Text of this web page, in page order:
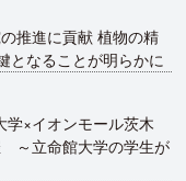
推進に貢献 植物の精
となることが明らかに
×イオンモール茨木
～立命館大学の学生が